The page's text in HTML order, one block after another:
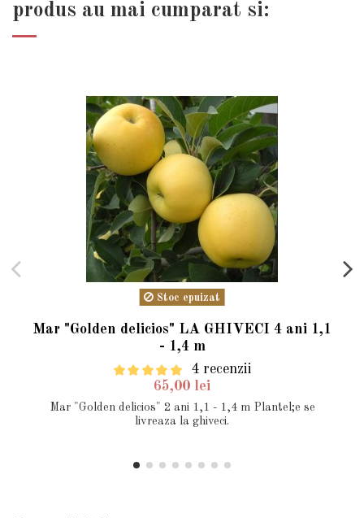
produs au mai cumparat si:
Stoc epuizat
Mar "Golden delicios" LA GHIVECI 4 ani 1,1
- 1,4 m
4 recenzii
65,00 lei
Mar "Golden delicios" 2 ani 1,1 - 1,4 m Plantel;e se
livreaza la ghiveci.